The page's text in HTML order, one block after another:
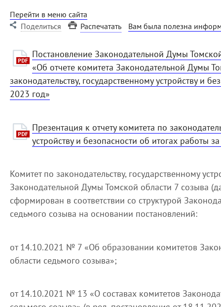
Перейти в меню сайта
Поделиться
Распечатать Вам была полезна
Постановление Законодательной Думы
«Об отчете комитета Законодательной Думы
законодательству, государственному устройству и
2023 год»
Презентация к отчету комитета по
устройству и безопасности об итогах работы
Комитет по законодательству, государственному
Законодательной Думы Томской области 7 созыва
сформирован в соответствии со структурой
седьмого созыва на основании постановлений:
от 14.10.2021 № 7 «Об образовании комитетов
области седьмого созыва»;
от 14.10.2021 № 13 «О составах комитетов